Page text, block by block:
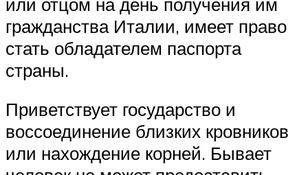
гражданства Италии, имеет право
стать обладателем паспорта
страны.
Приветствует государство и
воссоединение близких кровников
или нахождение корней. Бывает